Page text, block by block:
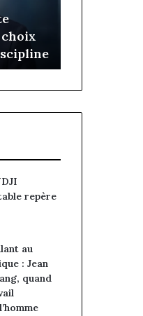
choix
client
conquête
des
repère
au
: Jean
quand